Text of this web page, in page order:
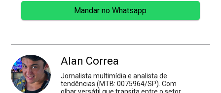
Mandar no Whatsapp
Alan Correa
Jornalista multimídia e analista de
tendências (MTB: 0075964/SP). Com
olhar versátil que transita entre o setor